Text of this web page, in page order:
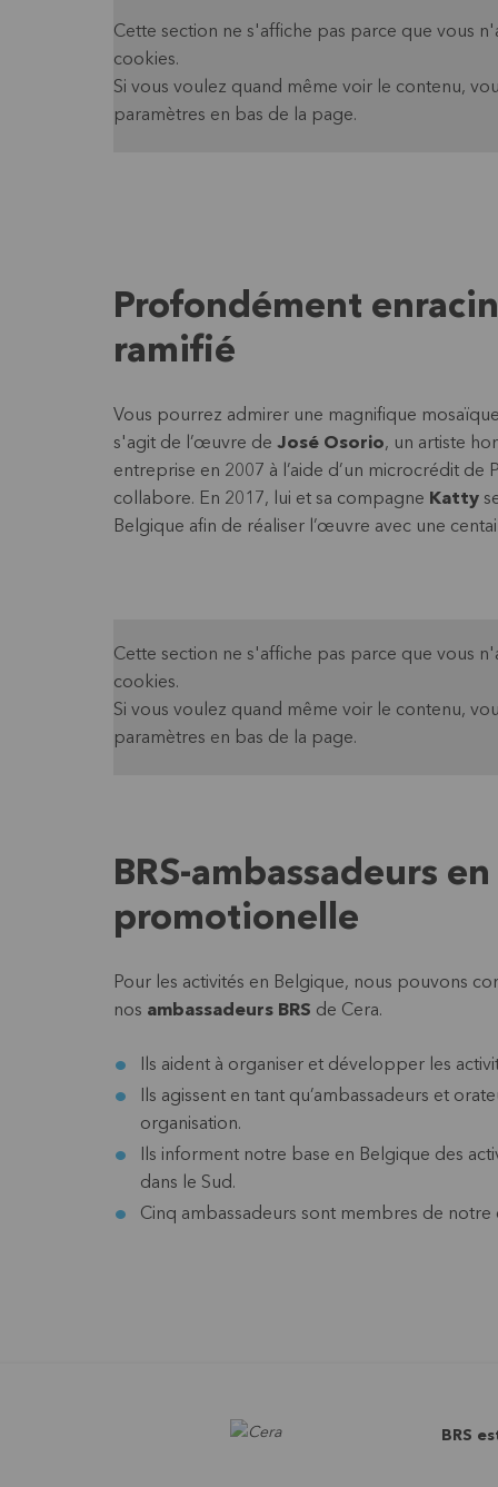
Cette section ne s'affiche pas parce que vous
cookies.
Si vous voulez quand même voir le contenu,
paramètres en bas de la page.
Profondément
ramifié
Vous pourrez admirer une magnifique
s'agit de l’œuvre de José Osorio, un artiste
entreprise en 2007 à l’aide d’un microcrédit de
collabore. En 2017, lui et sa compagne Katty
Belgique afin de réaliser l’œuvre avec une
Cette section ne s'affiche pas parce que vous
cookies.
Si vous voulez quand même voir le contenu,
paramètres en bas de la page.
BRS-ambassadeurs
promotionelle
Pour les activités en Belgique, nous pouvons
nos ambassadeurs BRS de Cera.
Ils aident à organiser et développer les
Ils agissent en tant qu’ambassadeurs et
organisation.
Ils informent notre base en Belgique des
dans le Sud.
Cinq ambassadeurs sont membres de notre
BRS